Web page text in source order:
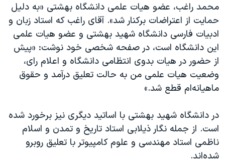
همایش محافظه‌کاران آمریکا «سی‌پک»
صفحه‌های ویژه
سفر پرزیدنت ترامپ به چین
محمد راغب، عضو هیات علمی دانشگاه بهشتی «به دلیل
حمایت از اعتراضات برکنار شد». آقای راغب که استاد زبان و
ادبیات فارسی دانشگاه شهید بهشتی و عضو هیات علمی
این دانشگاه است، در صفحه شخصی خود نوشت: «پیش
از حضور در هیات بدوی انتظامی دانشگاه و اعلام رای،
وضعیت هیات علمی من به حالت تعلیق درآمد و حقوق
ماهیانه‌ام قطع شد.»
در دانشگاه شهید بهشتی با اساتید دیگری نیز برخورد شده
است. از جمله نگار ذیلابی استاد تاریخ و تمدن و اسلام
ناظمی استاد مهندسی و علوم کامپیوتر با تعلیق روبرو
شده‌اند.